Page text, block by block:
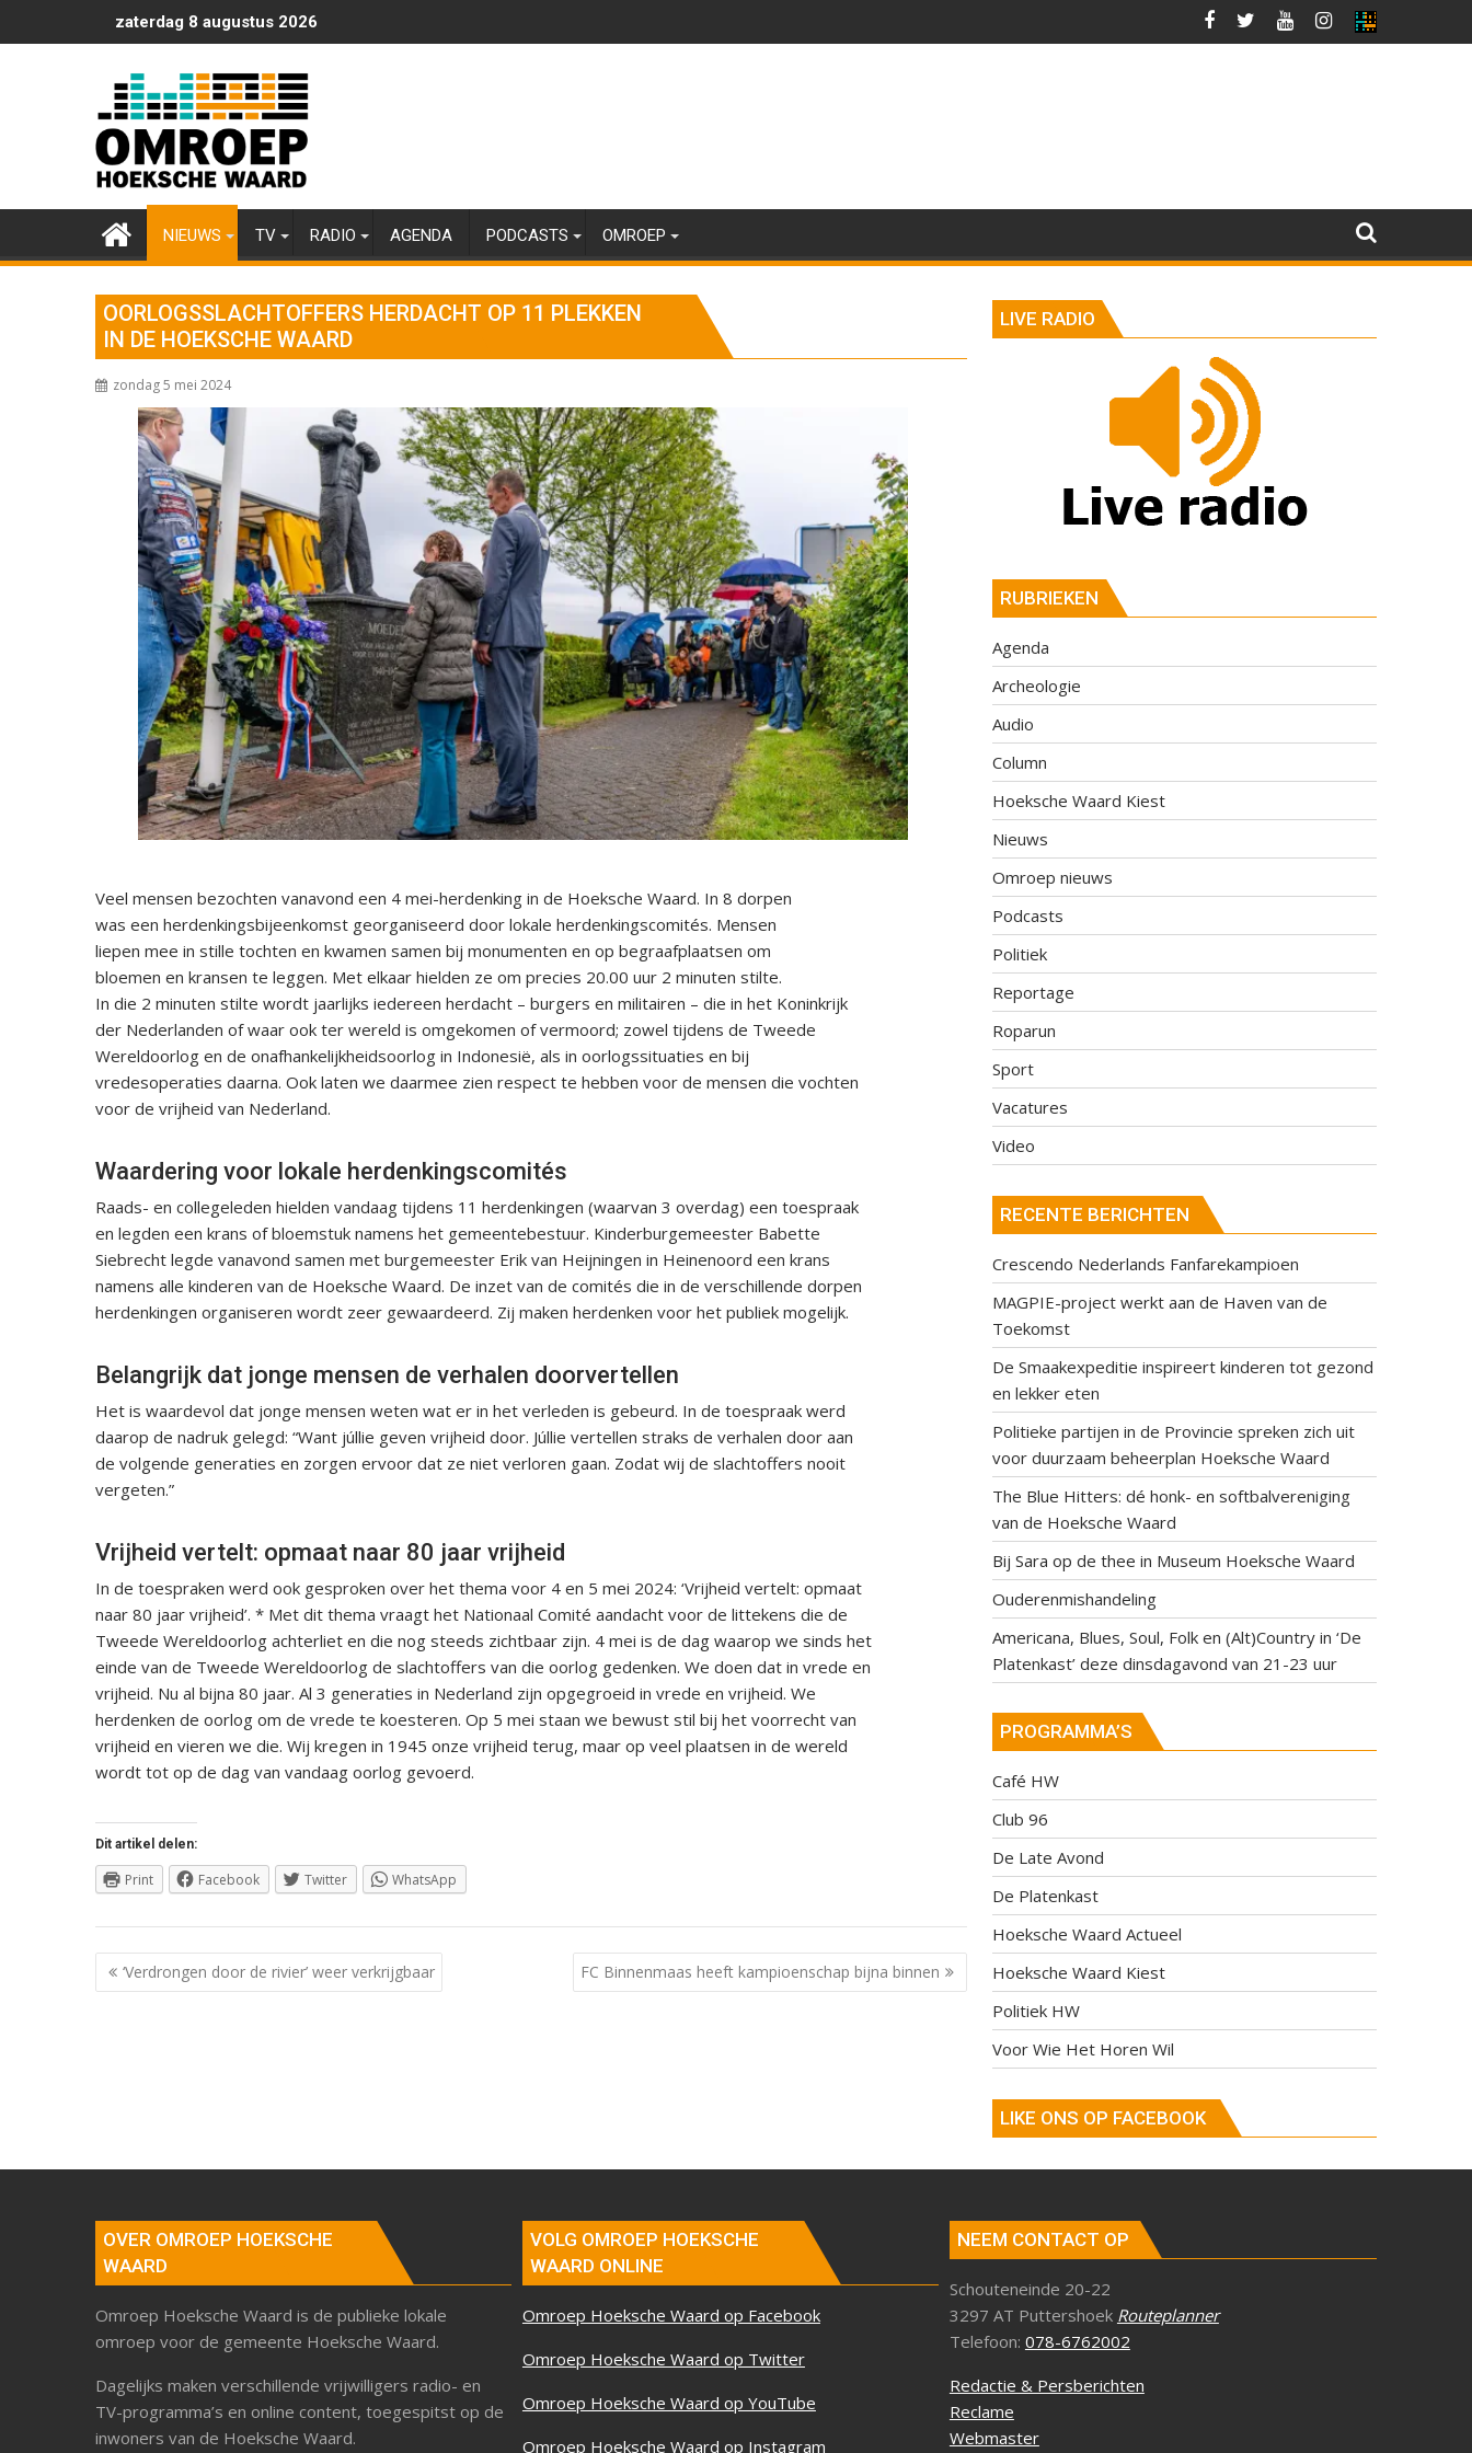
naar
zaterdag 8 augustus 2026
NIEUWS TV RADIO AGENDA PODCASTS OMROEP
OORLOGSSLACHTOFFERS HERDACHT OP 11 PLEKKEN
IN DE HOEKSCHE WAARD
zondag 5 mei 2024
Veel mensen bezochten vanavond een 4 mei-herdenking in de Hoeksche Waard. In 8 dorpen
was een herdenkingsbijeenkomst georganiseerd door lokale herdenkingscomités. Mensen
liepen mee in stille tochten en kwamen samen bij monumenten en op begraafplaatsen om
bloemen en kransen te leggen. Met elkaar hielden ze om precies 20.00 uur 2 minuten stilte.
In die 2 minuten stilte wordt jaarlijks iedereen herdacht – burgers en militairen – die in het Koninkrijk
der Nederlanden of waar ook ter wereld is omgekomen of vermoord; zowel tijdens de Tweede
Wereldoorlog en de onafhankelijkheidsoorlog in Indonesië, als in oorlogssituaties en bij
vredesoperaties daarna. Ook laten we daarmee zien respect te hebben voor de mensen die vochten
voor de vrijheid van Nederland.
Waardering voor lokale herdenkingscomités
Raads- en collegeleden hielden vandaag tijdens 11 herdenkingen (waarvan 3 overdag) een toespraak
en legden een krans of bloemstuk namens het gemeentebestuur. Kinderburgemeester Babette
Siebrecht legde vanavond samen met burgemeester Erik van Heijningen in Heinenoord een krans
namens alle kinderen van de Hoeksche Waard. De inzet van de comités die in de verschillende dorpen
herdenkingen organiseren wordt zeer gewaardeerd. Zij maken herdenken voor het publiek mogelijk.
Belangrijk dat jonge mensen de verhalen doorvertellen
Het is waardevol dat jonge mensen weten wat er in het verleden is gebeurd. In de toespraak werd
daarop de nadruk gelegd: “Want júllie geven vrijheid door. Júllie vertellen straks de verhalen door aan
de volgende generaties en zorgen ervoor dat ze niet verloren gaan. Zodat wij de slachtoffers nooit
vergeten.”
Vrijheid vertelt: opmaat naar 80 jaar vrijheid
In de toespraken werd ook gesproken over het thema voor 4 en 5 mei 2024: ‘Vrijheid vertelt: opmaat
naar 80 jaar vrijheid’. * Met dit thema vraagt het Nationaal Comité aandacht voor de littekens die de
Tweede Wereldoorlog achterliet en die nog steeds zichtbaar zijn. 4 mei is de dag waarop we sinds het
einde van de Tweede Wereldoorlog de slachtoffers van die oorlog gedenken. We doen dat in vrede en
vrijheid. Nu al bijna 80 jaar. Al 3 generaties in Nederland zijn opgegroeid in vrede en vrijheid. We
herdenken de oorlog om de vrede te koesteren. Op 5 mei staan we bewust stil bij het voorrecht van
vrijheid en vieren we die. Wij kregen in 1945 onze vrijheid terug, maar op veel plaatsen in de wereld
wordt tot op de dag van vandaag oorlog gevoerd.
Dit artikel delen:
Print Facebook Twitter WhatsApp
Berichtnavigatie
‘Verdrongen door de rivier’ weer verkrijgbaar FC Binnenmaas heeft kampioenschap bijna binnen
LIVE RADIO
RUBRIEKEN
Agenda
Archeologie
Audio
Column
Hoeksche Waard Kiest
Nieuws
Omroep nieuws
Podcasts
Politiek
Reportage
Roparun
Sport
Vacatures
Video
RECENTE BERICHTEN
Crescendo Nederlands Fanfarekampioen
MAGPIE-project werkt aan de Haven van de
Toekomst
De Smaakexpeditie inspireert kinderen tot gezond
en lekker eten
Politieke partijen in de Provincie spreken zich uit
voor duurzaam beheerplan Hoeksche Waard
The Blue Hitters: dé honk- en softbalvereniging
van de Hoeksche Waard
Bij Sara op de thee in Museum Hoeksche Waard
Ouderenmishandeling
Americana, Blues, Soul, Folk en (Alt)Country in ‘De
Platenkast’ deze dinsdagavond van 21-23 uur
PROGRAMMA’S
Café HW
Club 96
De Late Avond
De Platenkast
Hoeksche Waard Actueel
Hoeksche Waard Kiest
Politiek HW
Voor Wie Het Horen Wil
LIKE ONS OP FACEBOOK
OVER OMROEP HOEKSCHE
WAARD
Omroep Hoeksche Waard is de publieke lokale
omroep voor de gemeente Hoeksche Waard.
Dagelijks maken verschillende vrijwilligers radio- en
TV-programma’s en online content, toegespitst op de
inwoners van de Hoeksche Waard.
VOLG OMROEP HOEKSCHE
WAARD ONLINE
Omroep Hoeksche Waard op Facebook
Omroep Hoeksche Waard op Twitter
Omroep Hoeksche Waard op YouTube
Omroep Hoeksche Waard op Instagram
NEEM CONTACT OP
Schouteneinde 20-22
3297 AT Puttershoek Routeplanner
Telefoon: 078-6762002
Redactie & Persberichten
Reclame
Webmaster